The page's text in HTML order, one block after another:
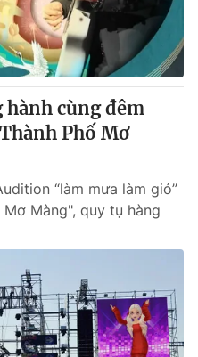
Thể thao
động sản
cùng đêm
Phố Mơ
“làm mưa làm gió”
Màng", quy tụ hàng